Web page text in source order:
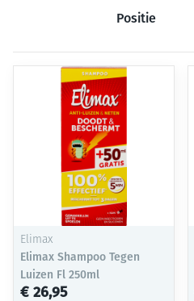
Sorteer op:
Elimax
Elimax Shampoo Tegen
Luizen Fl 250ml
€ 26,95